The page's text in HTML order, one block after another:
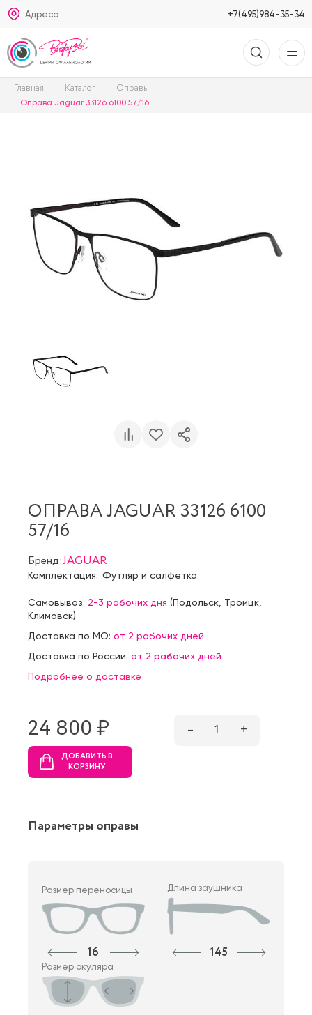
Адреса +7(495)984-35-34
Главная Каталог Оправы
Оправа Jaguar 33126 6100 57/16
ОПРАВА JAGUAR 33126 6100
57/16
Бренд:JAGUAR
Комплектация: Футляр и салфетка
Самовывоз: 2-3 рабочих дня (Подольск Троицк
Климовск)
Доставка по МО: от 2 рабочих дней
Доставка по России: от 2 рабочих дней
Подробнее о доставке
24 800 ₷ – 1 +
ДОБАВИТЬ В
КОРЗИНУ
Параметры оправы
Размер переносицы
16
Длина заушника
145
Размер окуляра